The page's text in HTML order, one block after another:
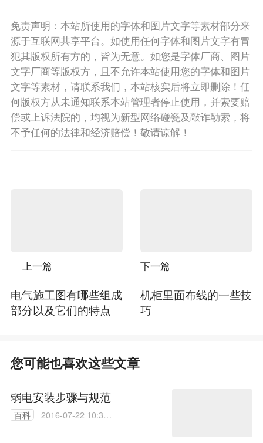
免责声明：本站所使用的字体和图片文字等素材部分来
源于互联网共享平台。如使用任何字体和图片文字有冒
犯其版权所有方的，皆为无意。如您是字体厂商、图片
文字厂商等版权方，且不允许本站使用您的字体和图片
文字等素材，请联系我们，本站核实后将立即删除！任
何版权方从未通知联系本站管理者停止使用，并索要赔
偿或上诉法院的，均视为新型网络碰瓷及敲诈勒索，将
不予任何的法律和经济赔偿！敬请谅解！
上一篇
电气施工图有哪些组成
部分以及它们的特点
下一篇
机柜里面布线的一些技
巧
您可能也喜欢这些文章
弱电安装步骤与规范
百科
2016-07-22 10:38: